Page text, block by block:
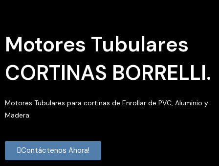
Motores Tubulares
CORTINAS BORRELLI.
Motores Tubulares para cortinas de Enrollar de PVC, Aluminio y
Madera.
Contáctenos Ahora!